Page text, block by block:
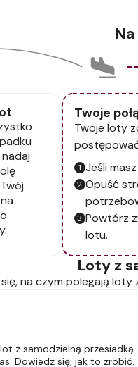
Twoje
Twoje loty
Jeśli
Opuść
Powtórz
lotu.
Loty z
na czym polegają
z samodzielną przesiadką.
Dowiedz się, jak to zrobić.